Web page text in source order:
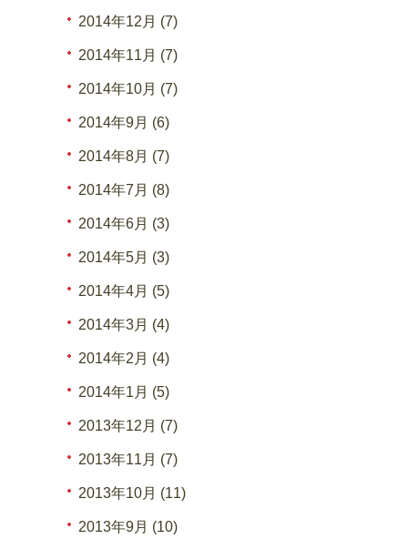
2014年12月 (7)
2014年11月 (7)
2014年10月 (7)
2014年9月 (6)
2014年8月 (7)
2014年7月 (8)
2014年6月 (3)
2014年5月 (3)
2014年4月 (5)
2014年3月 (4)
2014年2月 (4)
2014年1月 (5)
2013年12月 (7)
2013年11月 (7)
2013年10月 (11)
2013年9月 (10)